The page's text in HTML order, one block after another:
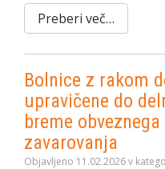
Preberi več…
Bolnice z rakom
upravičene do
breme
zavarovanja
Objavljeno 11.02.2026 v